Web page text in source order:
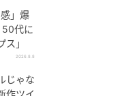
」爆
50代に
」
2026.8.8
じゃな
作ツイ